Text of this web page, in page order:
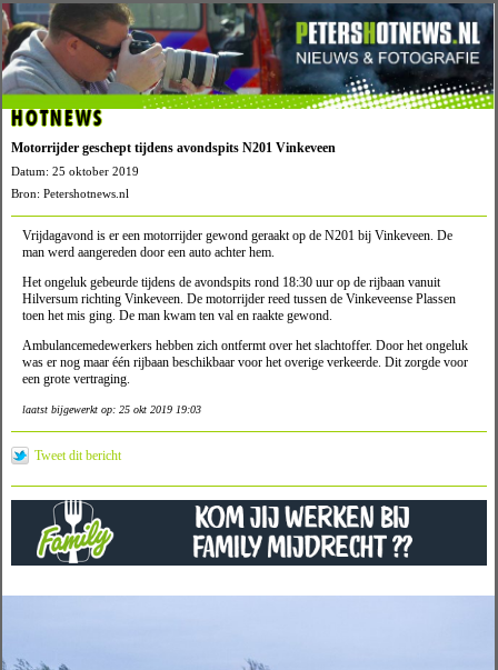
HOTNEWS
Motorrijder geschept tijdens avondspits N201 Vinkeveen
Datum: 25 oktober 2019
Bron: Petershotnews.nl
Vrijdagavond is er een motorrijder gewond geraakt op de N201 bij Vinkeveen. De
man werd aangereden door een auto achter hem.
Het ongeluk gebeurde tijdens de avondspits rond 18:30 uur op de rijbaan vanuit
Hilversum richting Vinkeveen. De motorrijder reed tussen de Vinkeveense Plassen
toen het mis ging. De man kwam ten val en raakte gewond.
Ambulancemedewerkers hebben zich ontfermt over het slachtoffer. Door het ongeluk
was er nog maar één rijbaan beschikbaar voor het overige verkeerde. Dit zorgde voor
een grote vertraging.
laatst bijgewerkt op: 25 okt 2019 19:03
Tweet dit bericht